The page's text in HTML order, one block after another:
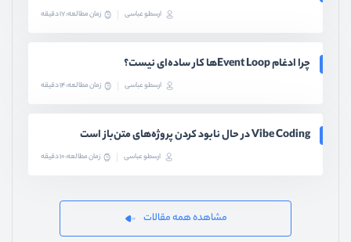
ارسطو عباسی زمان مطالعه: 17 دقیقه
چرا ادغام Event Loopها کار ساده‌ای نیست؟
ارسطو عباسی زمان مطالعه: 14 دقیقه
Vibe Coding در حال نابود کردن پروژه‌های متن‌باز است
ارسطو عباسی زمان مطالعه: 10 دقیقه
مشاهده همه مقالات